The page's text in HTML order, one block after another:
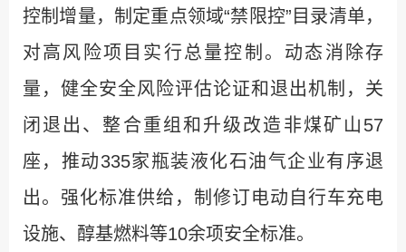
控制增量，制定重点领域“禁限控”目录清单，
对高风险项目实行总量控制。动态消除存
量，健全安全风险评估论证和退出机制，关
闭退出、整合重组和升级改造非煤矿山57
座，推动335家瓶装液化石油气企业有序退
出。强化标准供给，制修订电动自行车充电
设施、醇基燃料等10余项安全标准。